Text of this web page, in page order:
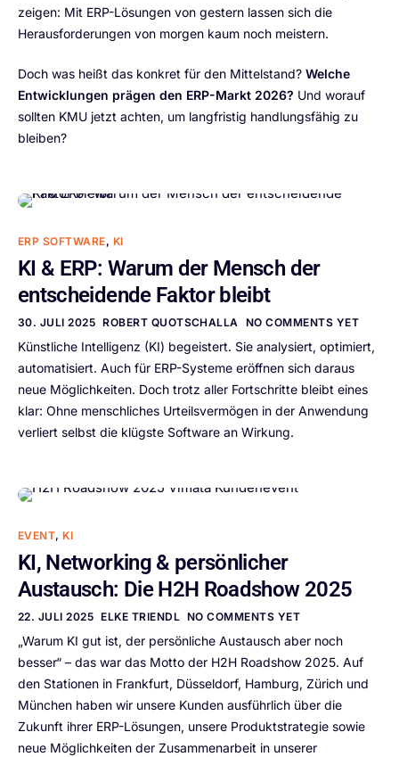
zeigen: Mit ERP-Lösungen von gestern lassen sich die
Herausforderungen von morgen kaum noch meistern.
Doch was heißt das konkret für den Mittelstand? Welche
Entwicklungen prägen den ERP-Markt 2026? Und worauf
sollten KMU jetzt achten, um langfristig handlungsfähig zu
bleiben?
ERP SOFTWARE, KI
KI & ERP: Warum der Mensch der
entscheidende Faktor bleibt
30. JULI 2025 ROBERT QUOTSCHALLA NO COMMENTS YET
Künstliche Intelligenz (KI) begeistert. Sie analysiert, optimiert,
automatisiert. Auch für ERP-Systeme eröffnen sich daraus
neue Möglichkeiten. Doch trotz aller Fortschritte bleibt eines
klar: Ohne menschliches Urteilsvermögen in der Anwendung
verliert selbst die klügste Software an Wirkung.
EVENT,KI
KI, Networking & persönlicher
Austausch: Die H2H Roadshow 2025
22. JULI 2025 ELKE TRIENDL NO COMMENTS YET
„Warum KI gut ist, der persönliche Austausch aber noch
besser“ – das war das Motto der H2H Roadshow 2025. Auf
den Stationen in Frankfurt, Düsseldorf, Hamburg, Zürich und
München haben wir unsere Kunden ausführlich über die
Zukunft ihrer ERP-Lösungen, unsere Produktstrategie sowie
neue Möglichkeiten der Zusammenarbeit in unserer